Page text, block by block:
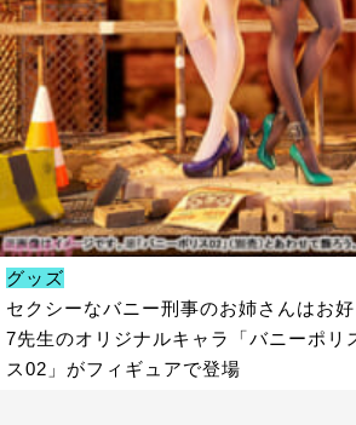
グッズ
セクシーなバニー刑事のお姉さんはお
7先生のオリジナルキャラ「バニーポリ
ス02」がフィギュアで登場